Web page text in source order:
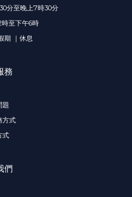
分至晚上7時30分
至下午6時
期 ｜休息
務
題
方式
式
們